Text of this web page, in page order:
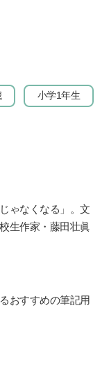
小学1年生
ゃなくなる」。文
生作家・藤田壮眞
おすすめの筆記用